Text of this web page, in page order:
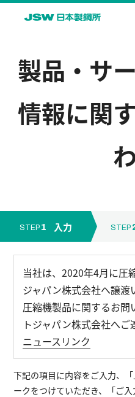
事業・製品
技報
採用情報
English
製品・サ
情報に関
STEP 1 入力 STEP
当社は、2020年4月に圧
ジャパン株式会社へ譲渡
圧縮機製品に関するお問
トジャパン株式会社へご
ニュースリンク
下記の項目に内容をご入力、
ークをつけていただき、「ご